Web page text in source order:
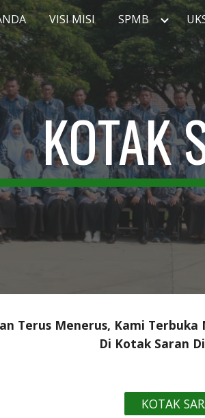
Skip to main content
VISI MISI SPMB
KOTAK
Terus Menerus, Kami
Di Kotak Saran
KOTAK